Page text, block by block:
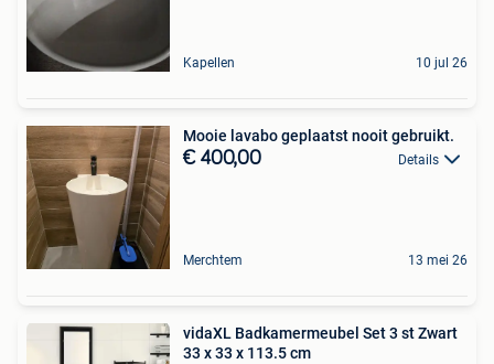
Kapellen 10 jul 26
Mooie lavabo geplaatst nooit gebruikt.
€ 400,00 Details
Merchtem 13 mei 26
vidaXL Badkamermeubel Set 3 st Zwart
33 x 33 x 113.5 cm